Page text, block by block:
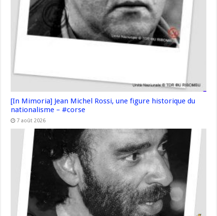
[In Mimoria] Jean Michel Rossi, une figure historique du
nationalisme – #corse
7 août 2026